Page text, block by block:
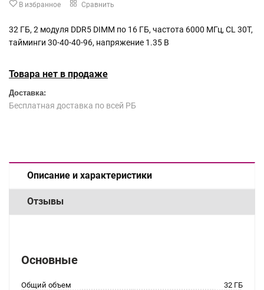
В избранное Сравнить
32 ГБ, 2 модуля DDR5 DIMM по 16 ГБ, частота 6000 МГц, CL 30T,
тайминги 30-40-40-96, напряжение 1.35 В
Товара нет в продаже
Доставка:
Бесплатная доставка по всей РБ
Описание и характеристики
Отзывы
Основные
Общий объем
32 ГБ